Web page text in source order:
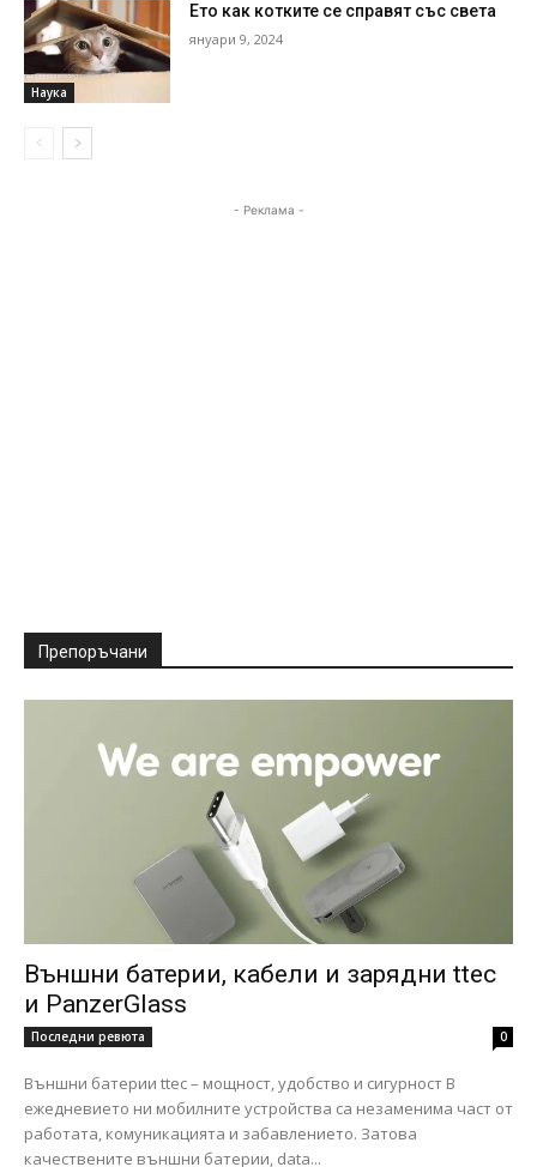
Наука
Ето как котките се справят със света
януари 9, 2024
- Реклама -
Препоръчани
Външни батерии, кабели и зарядни ttec
и PanzerGlass
Последни ревюта 0
Външни батерии ttec – мощност, удобство и сигурност В
ежедневието ни мобилните устройства са незаменима част от
работата, комуникацията и забавлението. Затова
качествените външни батерии, data...